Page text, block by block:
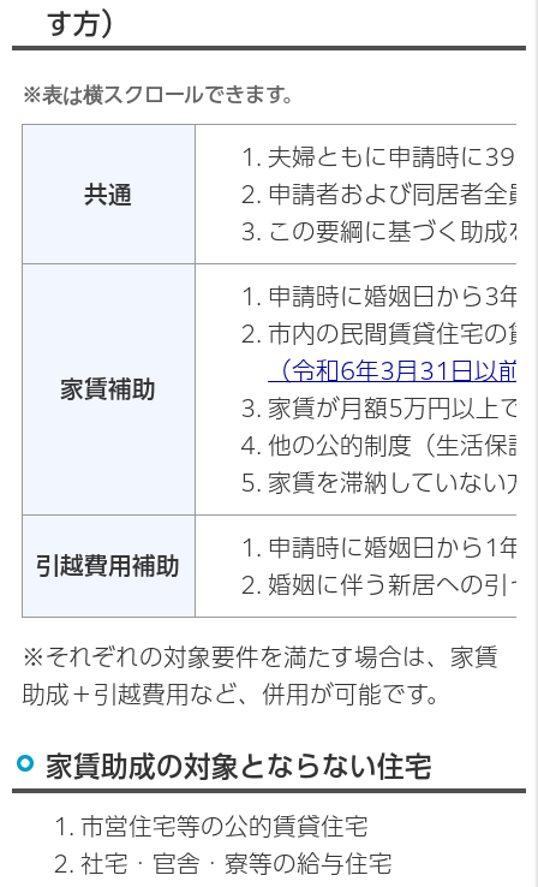
す方）
※表は横スクロールできます。
共通
夫婦ともに申請時に39
申請者および同居者全
この要綱に基づく助成
家賃補助
申請時に婚姻日から3年
市内の民間賃貸住宅の
（令和6年3月31日以前
家賃が月額5万円以上で
他の公的制度（生活保
家賃を滞納していない方
引越費用補助
申請時に婚姻日から1年
婚姻に伴う新居への引
※それぞれの対象要件を満たす場合は、家賃
助成＋引越費用など、併用が可能です。
家賃助成の対象とならない住宅
市営住宅等の公的賃貸住宅
社宅・官舎・寮等の給与住宅